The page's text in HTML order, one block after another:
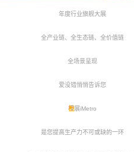
年度行业旗舰大展
全产业链、全生态链、全价值链
全场景呈现
爱没错悄悄告诉您
橙展iMetro
是您提高生产力不可或缺的一环